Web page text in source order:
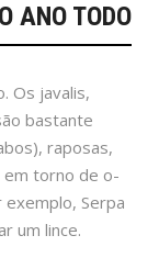
ANO TODO
Os javalis,
bastante
raposas,
torno de o-
exemplo, Serpa
um lince.